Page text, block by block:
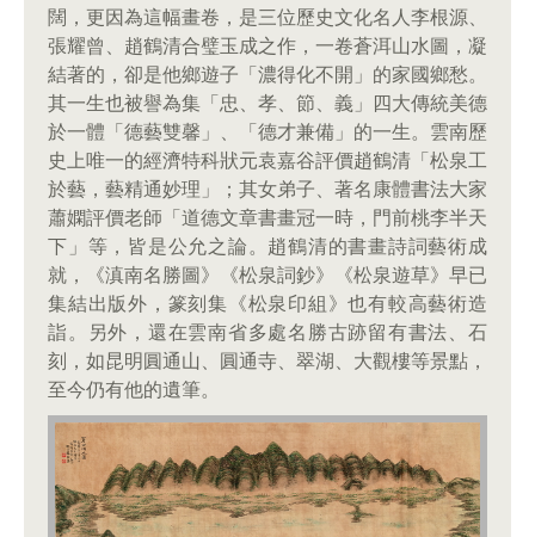
闊，更因為這幅畫卷，是三位歷史文化名人李根源、
張耀曾、趙鶴清合璧玉成之作，一卷蒼洱山水圖，凝
結著的，卻是他鄉遊子「濃得化不開」的家國鄉愁。
其一生也被譽為集「忠、孝、節、義」四大傳統美德
於一體「德藝雙馨」、「德才兼備」的一生。雲南歷
史上唯一的經濟特科狀元袁嘉谷評價趙鶴清「松泉工
於藝，藝精通妙理」；其女弟子、著名康體書法大家
蕭嫻評價老師「道德文章書畫冠一時，門前桃李半天
下」等，皆是公允之論。趙鶴清的書畫詩詞藝術成
就，《滇南名勝圖》《松泉詞鈔》《松泉遊草》早已
集結出版外，篆刻集《松泉印組》也有較高藝術造
詣。另外，還在雲南省多處名勝古跡留有書法、石
刻，如昆明圓通山、圓通寺、翠湖、大觀樓等景點，
至今仍有他的遺筆。